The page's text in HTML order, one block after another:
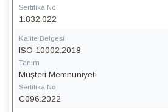
Sertifika No
1.832.022
Kalite Belgesi
ISO 10002:2018
Tanım
Müşteri Memnuniyeti
Sertifika No
C096.2022